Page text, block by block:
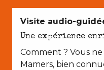
EN COUPLE
Visite audio-
Une expérience
Comment ? Vous
Mamers, bien